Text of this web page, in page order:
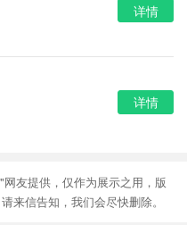
详情
详情
友提供，仅作为展示之用，版
来信告知，我们会尽快删除。